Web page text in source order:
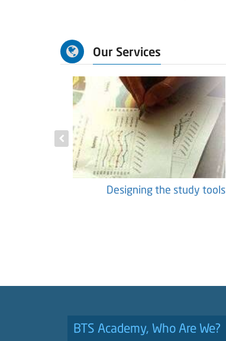
Our Services
Designing the study tools
BTS Academy, Who Are We?